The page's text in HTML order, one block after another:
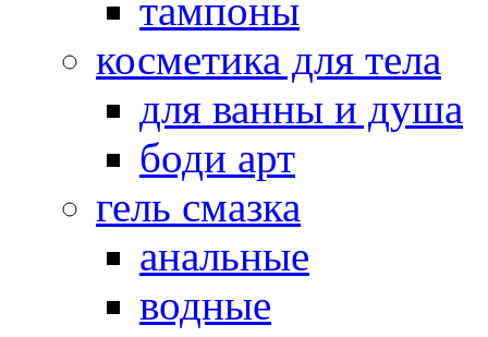
тампоны
косметика для тела
для ванны и душа
боди арт
гель смазка
анальные
водные